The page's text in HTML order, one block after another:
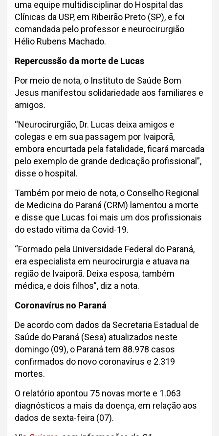
uma equipe multidisciplinar do Hospital das
Clínicas da USP, em Ribeirão Preto (SP), e foi
comandada pelo professor e neurocirurgião
Hélio Rubens Machado.
Repercussão da morte de Lucas
Por meio de nota, o Instituto de Saúde Bom
Jesus manifestou solidariedade aos familiares e
amigos.
“Neurocirurgião, Dr. Lucas deixa amigos e
colegas e em sua passagem por Ivaiporã,
embora encurtada pela fatalidade, ficará marcada
pelo exemplo de grande dedicação profissional”,
disse o hospital.
Também por meio de nota, o Conselho Regional
de Medicina do Paraná (CRM) lamentou a morte
e disse que Lucas foi mais um dos profissionais
do estado vítima da Covid-19.
“Formado pela Universidade Federal do Paraná,
era especialista em neurocirurgia e atuava na
região de Ivaiporã. Deixa esposa, também
médica, e dois filhos”, diz a nota.
Coronavírus no Paraná
De acordo com dados da Secretaria Estadual de
Saúde do Paraná (Sesa) atualizados neste
domingo (09), o Paraná tem 88.978 casos
confirmados do novo coronavírus e 2.319
mortes.
O relatório apontou 75 novas morte e 1.063
diagnósticos a mais da doença, em relação aos
dados de sexta-feira (07).